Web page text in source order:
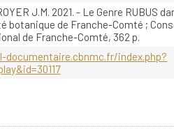
J.M. 2021. - Le Genre RUBUS
botanique de Franche-Comté ;
de Franche-Comté, 362 p.
index.php?